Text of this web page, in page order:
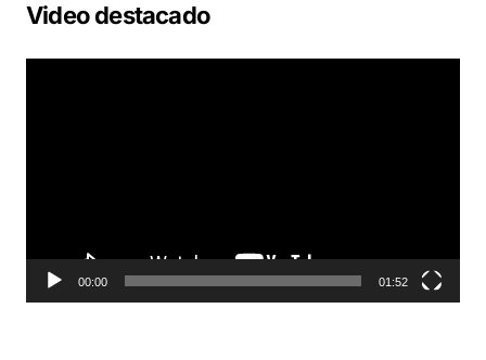
Video destacado
t
r
00:00 01:52